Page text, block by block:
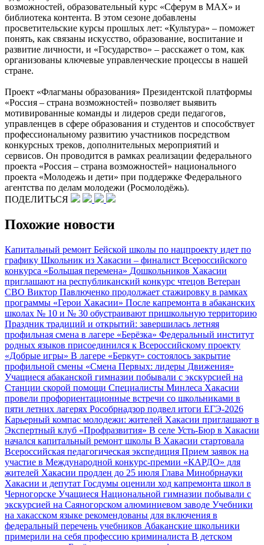
возможностей, образовательный курс «Сферум в МАХ» и
библиотека контента. В этом сезоне добавлены
просветительские курсы прошлых лет: «Культура» – поможет
понять, как связаны искусство, образование, воспитание и
развитие личности, и «Государство» – расскажет о том, как
организованы ключевые управленческие процессы в нашей
стране.
Проект «Флагманы образования» Президентской платформы
«Россия – страна возможностей» позволяет выявить
мотивированные команды и лидеров среди педагогов,
управленцев в сфере образования и студентов и способствует
профессиональному развитию участников посредством
конкурсных треков, дополнительных мероприятий и
сервисов. Он проводится в рамках реализации федерального
проекта «Россия – страна возможностей» национального
проекта «Молодежь и дети» при поддержке Федерального
агентства по делам молодежи (Росмолодёжь).
ПОДЕЛИТЬСЯ
Похожие новости
Капитальный ремонт Бейской школы по нацпроекту идет по
графику Школьник из Хакасии – финалист Всероссийского
конкурса «Большая перемена» Дошкольников Хакасии
приглашают на республиканский конкурс чтецов Ветеран
СВО Виктор Павлюченко продолжает стажировку в рамках
программы «Герои Хакасии» После капремонта в абаканских
школах № 10 и № 30 обустраивают пришкольную территорию
Праздник традиций и открытий: завершилась летняя
профильная смена в лагере «Берёзка» Федеральный институт
родных языков присоединился к Всероссийскому проекту
«Добрые игры» В лагере «Беркут» состоялось закрытие
профильной смены «Смена Первых: лидеры Движения»
Учащиеся абаканской гимназии побывали с экскурсией на
Станции скорой помощи Специалисты Минлеса Хакасии
провели профориентационные встречи со школьниками в
пяти летних лагерях Рособрнадзор подвел итоги ЕГЭ‑2026
Карьерный компас молодежи: жителей Хакасии приглашают в
Экспертный клуб «Профразвития» В селе Усть‑Бюр в Хакасии
начался капитальный ремонт школы В Хакасии стартовала
Всероссийская педагогическая экспедиция Прием заявок на
участие в Международной конкурс-премии «КАРДО» для
жителей Хакасии продлен до 25 июля Глава Минобрнауки
Хакасии и депутат Госдумы оценили ход капремонта школ в
Черногорске Учащиеся Национальной гимназии побывали с
экскурсией на Саяногорском алюминиевом заводе Учебники
на хакасском языке рекомендованы для включения в
федеральный перечень учебников Абаканские школьники
примерили на себя профессию криминалиста В детском